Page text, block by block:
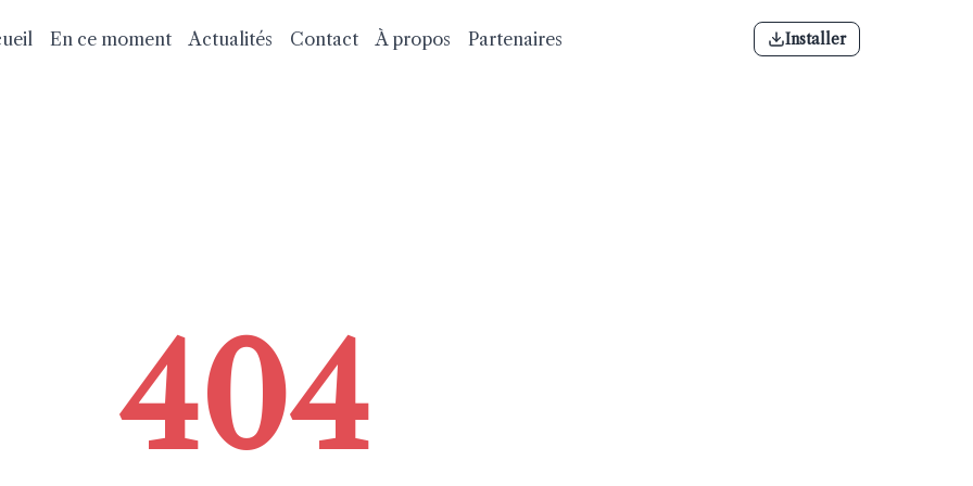
En ce moment Actualités Contact À propos Partenaires Installer
404